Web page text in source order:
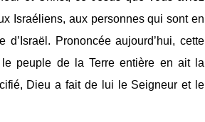
Israéliens, aux personnes qui sont en
Prononcée aujourd’hui, cette
peuple de la Terre entière en ait la
Dieu a fait de lui le Seigneur et le